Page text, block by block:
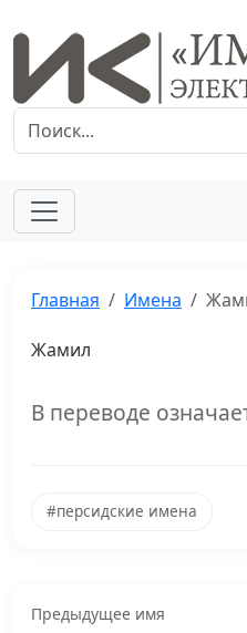
Главная Имена
Жамил
В переводе
#персидские имена
Предыдущее имя